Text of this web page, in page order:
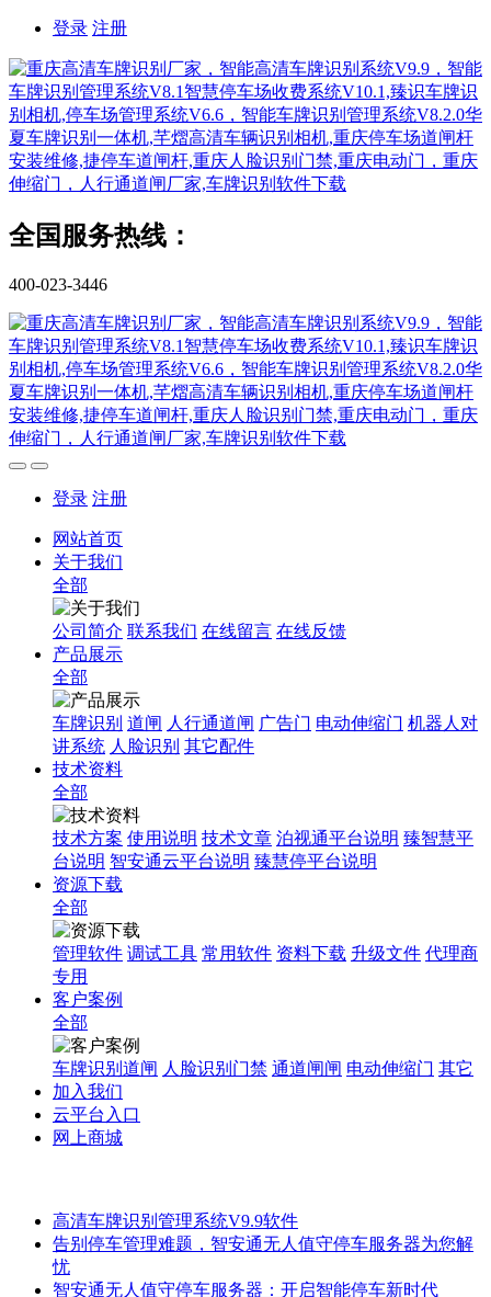
登录 注册
全国服务热线：
400-023-3446
登录 注册
网站首页
关于我们
全部
公司简介 联系我们 在线留言 在线反馈
产品展示
全部
车牌识别 道闸 人行通道闸 广告门 电动伸缩门 机器人对
讲系统 人脸识别 其它配件
技术资料
全部
技术方案 使用说明 技术文章 泊视通平台说明 臻智慧平
台说明 智安通云平台说明 臻慧停平台说明
资源下载
全部
管理软件 调试工具 常用软件 资料下载 升级文件 代理商
专用
客户案例
全部
车牌识别道闸 人脸识别门禁 通道闸闸 电动伸缩门 其它
加入我们
云平台入口
网上商城
高清车牌识别管理系统V9.9软件
告别停车管理难题，智安通无人值守停车服务器为您解
忧
智安通无人值守停车服务器：开启智能停车新时代